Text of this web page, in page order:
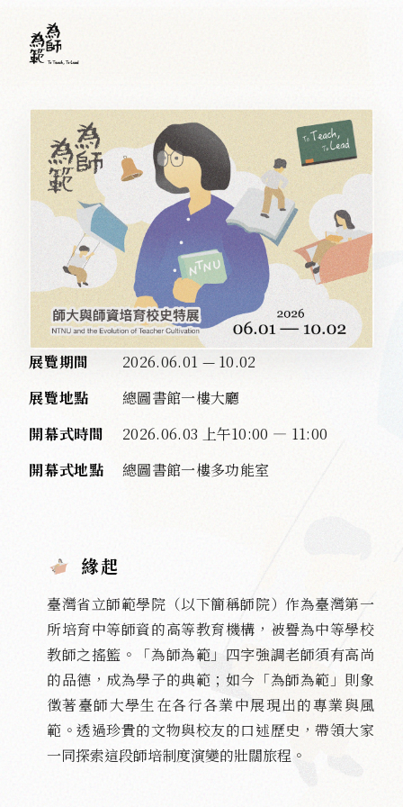
展覽期間
2026.06.01 — 10.02
展覽地點
總圖書館一樓大廳
開幕式時間
2026.06.03 上午10:00 — 11:00
開幕式地點
總圖書館一樓多功能室
緣起
臺灣省立師範學院（以下簡稱師院）作為臺灣第一
所培育中等師資的高等教育機構，被譽為中等學校
教師之搖籃。「為師為範」四字強調老師須有高尚
的品德，成為學子的典範；如今「為師為範」則象
徵著臺師大學生在各行各業中展現出的專業與風
範。透過珍貴的文物與校友的口述歷史，帶領大家
一同探索這段師培制度演變的壯闊旅程。